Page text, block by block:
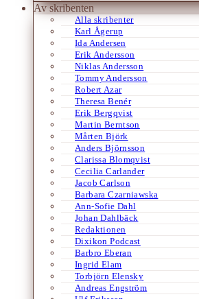
Av skribenten
Alla skribenter
Karl Ågerup
Ida Andersen
Erik Andersson
Niklas Andersson
Tommy Andersson
Robert Azar
Theresa Benér
Erik Bergqvist
Martin Berntson
Mårten Björk
Anders Björnsson
Clarissa Blomqvist
Cecilia Carlander
Jacob Carlson
Barbara Czarniawska
Ann-Sofie Dahl
Johan Dahlbäck
Redaktionen
Dixikon Podcast
Barbro Eberan
Ingrid Elam
Torbjörn Elensky
Andreas Engström